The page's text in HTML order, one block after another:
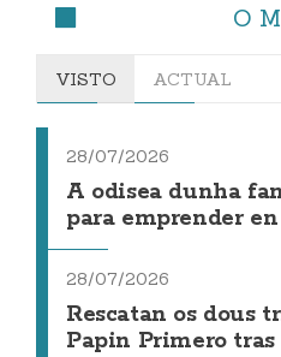
O
VISTO ACTUAL
28/07/2026
A odisea dunha
para emprender
28/07/2026
Rescatan os dous
Papin Primero